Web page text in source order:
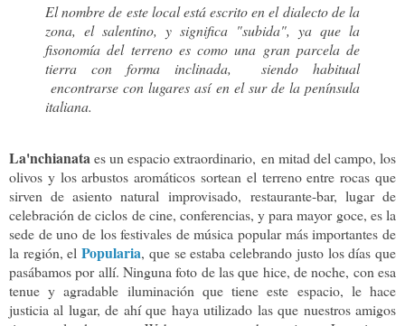
El nombre de este local está escrito en el dialecto de la
zona, el salentino, y significa "subida", ya que la
fisonomía del terreno es como una gran parcela de
tierra con forma inclinada, siendo habitual
encontrarse con lugares así en el sur de la península
italiana.
La'nchianataes un espacio extraordinario, en mitad del campo, los
olivos y los arbustos aromáticos sortean el terreno entre rocas que
sirven de asiento natural improvisado, restaurante-bar, lugar de
celebración de ciclos de cine, conferencias, y para mayor goce, es la
sede de uno de los festivales de música popular más importantes de
la región, elPopularia, que se estaba celebrando justo los días que
pasábamos por allí. Ninguna foto de las que hice, de noche, con esa
tenue y agradable iluminación que tiene este espacio, le hace
justicia al lugar, de ahí que haya utilizado las que nuestros amigos